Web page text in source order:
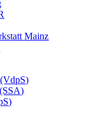
Mainz